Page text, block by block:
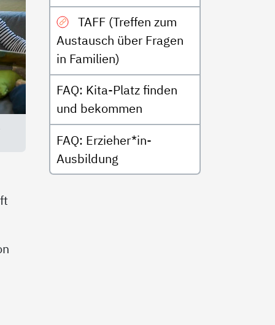
TAFF (Treffen zum
Austausch über Fragen
in Familien)
FAQ: Kita-Platz finden
und bekommen
FAQ: Erzieher*in-
Ausbildung